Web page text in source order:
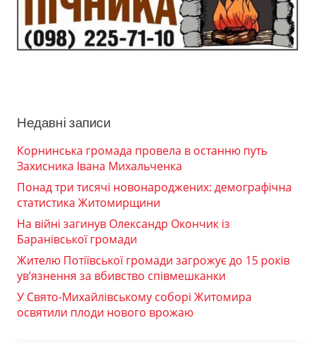
Недавні записи
Корнинська громада провела в останню путь
Захисника Івана Михальченка
Понад три тисячі новонароджених: демографічна
статистика Житомирщини
На війні загинув Олександр Окончик із
Баранівської громади
Жителю Потіївської громади загрожує до 15 років
ув’язнення за вбивство співмешканки
У Свято-Михайлівському соборі Житомира
освятили плоди нового врожаю